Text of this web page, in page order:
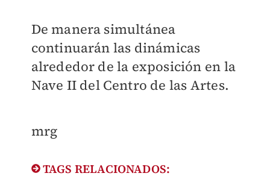
De manera simultánea
continuarán las dinámicas
alrededor de la exposición en la
Nave II del Centro de las Artes.
mrg
TAGS RELACIONADOS: